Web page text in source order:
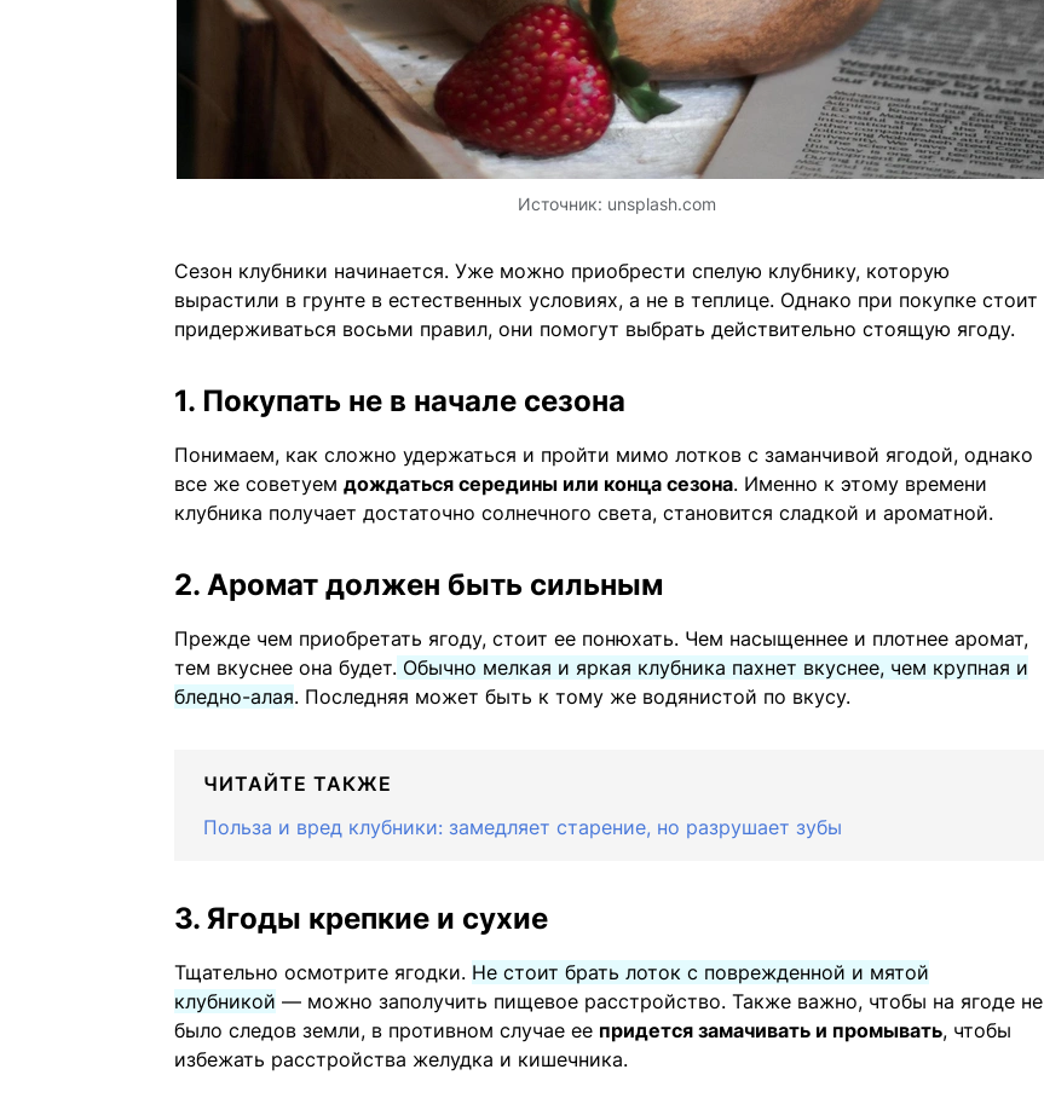
Источник: unsplash.com
Сезон клубники начинается. Уже можно приобрести спелую клубнику, которую
вырастили в грунте в естественных условиях, а не в теплице. Однако при покупке стоит
придерживаться восьми правил, они помогут выбрать действительно стоящую ягоду.
1. Покупать не в начале сезона
Понимаем, как сложно удержаться и пройти мимо лотков с заманчивой ягодой, однако
все же советуем дождаться середины или конца сезона. Именно к этому времени
клубника получает достаточно солнечного света, становится сладкой и ароматной.
2. Аромат должен быть сильным
Прежде чем приобретать ягоду, стоит ее понюхать. Чем насыщеннее и плотнее аромат,
тем вкуснее она будет. Обычно мелкая и яркая клубника пахнет вкуснее, чем крупная и
бледно-алая. Последняя может быть к тому же водянистой по вкусу.
ЧИТАЙТЕ ТАКЖЕ
Польза и вред клубники: замедляет старение, но разрушает зубы
3. Ягоды крепкие и сухие
Тщательно осмотрите ягодки. Не стоит брать лоток с поврежденной и мятой
клубникой — можно заполучить пищевое расстройство. Также важно, чтобы на ягоде не
было следов земли, в противном случае ее придется замачивать и промывать, чтобы
избежать расстройства желудка и кишечника.